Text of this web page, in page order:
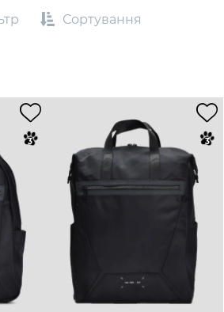
Сортування